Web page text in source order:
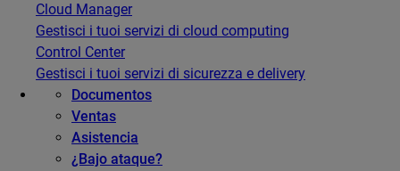
Cloud Manager
Gestisci i tuoi servizi di cloud computing
Control Center
Gestisci i tuoi servizi di sicurezza e delivery
Documentos
Ventas
Asistencia
¿Bajo ataque?